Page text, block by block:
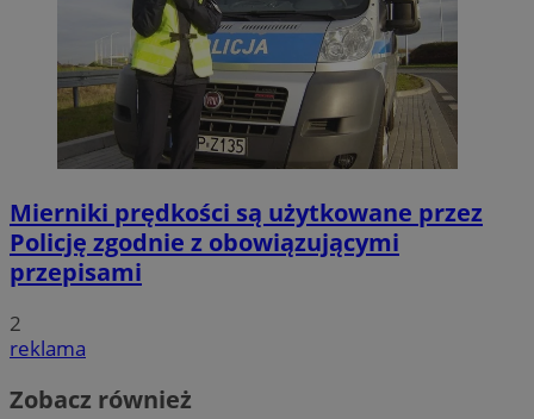
Mierniki prędkości są użytkowane przez
Policję zgodnie z obowiązującymi
przepisami
2
reklama
Zobacz również